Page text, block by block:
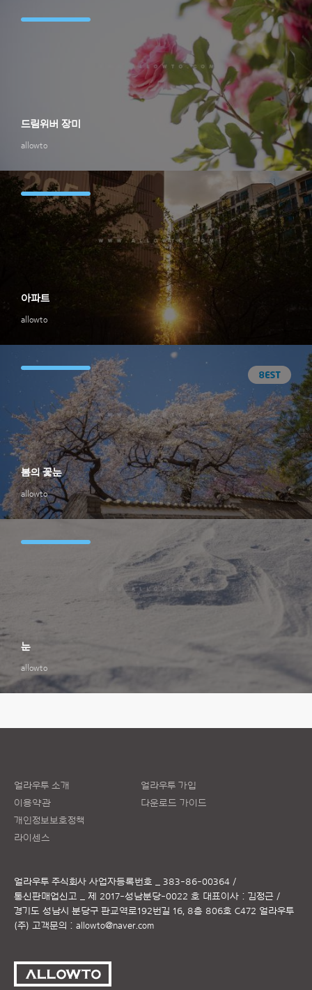
allowto
드림위버 장미
allowto
아파트
allowto
봄의 꽃눈
allowto
눈
얼라우투 소개
이용약관
개인정보보호정책
라이센스
얼라우투 가입
다운로드 가이드
얼라우투 주식회사 사업자등록번호 _ 383-86-00364 /
통신판매업신고 _ 제 2017-성남분당-0022 호 대표이사 : 김정근 /
경기도 성남시 분당구 판교역로192번길 16, 8층 806호 C472 얼라우투
(주) 고객문의 : allowto@naver.com